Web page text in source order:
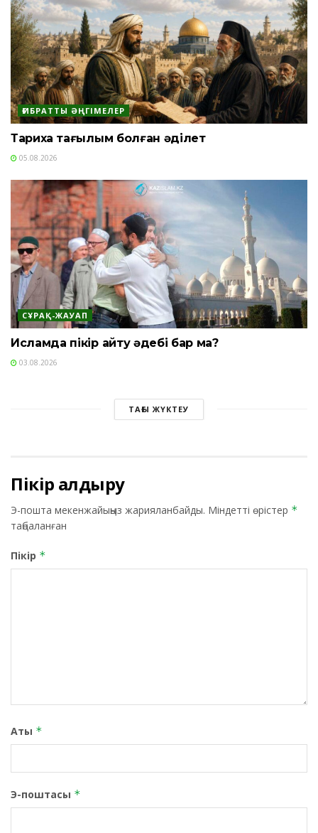
ҒИБРАТТЫ ӘҢГІМЕЛЕР
Тарихқа тағылым болған әділет
05.08.2026
СҰРАҚ-ЖАУАП
Исламда пікір айту әдебі бар ма?
03.08.2026
ТАҒЫ ЖҮКТЕУ
Пікір қалдыру
Э-пошта мекенжайыңыз жарияланбайды. Міндетті өрістер *
таңбаланған
Пікір *
Аты *
Э-поштасы *